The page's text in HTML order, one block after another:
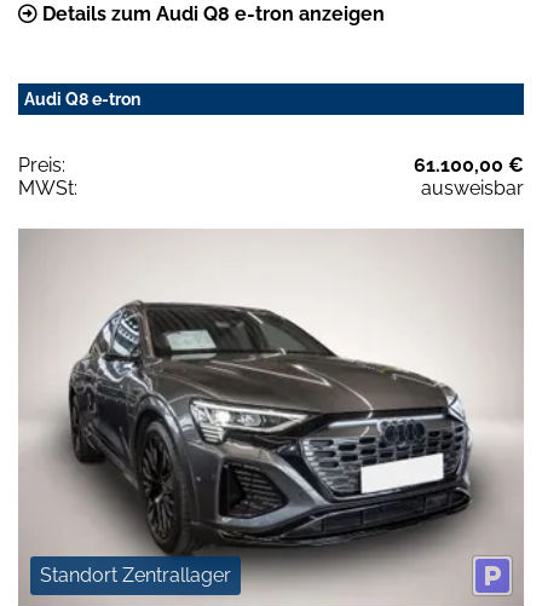
Details zum Audi Q8 e-tron anzeigen
Audi Q8 e-tron
Preis:
61.100,00 €
MWSt:
ausweisbar
Standort Zentrallager